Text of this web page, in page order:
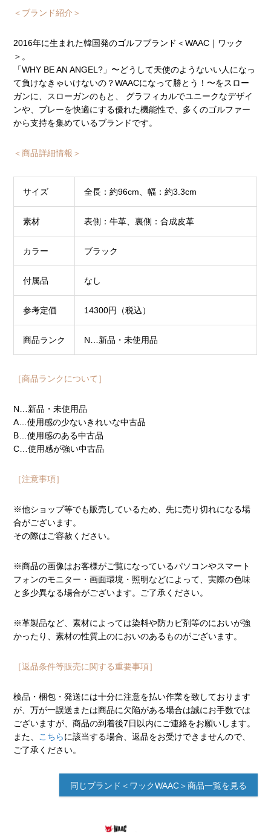
＜ブランド紹介＞
2016年に生まれた韓国発のゴルフブランド＜WAAC｜ワック
＞。
「WHY BE AN ANGEL?」〜どうして天使のようないい人になっ
て負けなきゃいけないの？WAACになって勝とう！〜をスロー
ガンに、スローガンのもと、 グラフィカルでユニークなデザイ
ンや、プレーを快適にする優れた機能性で、多くのゴルファー
から支持を集めているブランドです。
＜商品詳細情報＞
サイズ 全長：約96cm、幅：約3.3cm
素材 表側：牛革、裏側：合成皮革
カラー ブラック
付属品 なし
参考定価 14300円（税込）
商品ランク N…新品・未使用品
［商品ランクについて］
N…新品・未使用品
A…使用感の少ないきれいな中古品
B…使用感のある中古品
C…使用感が強い中古品
［注意事項］
※他ショップ等でも販売しているため、先に売り切れになる場
合がございます。
その際はご容赦ください。
※商品の画像はお客様がご覧になっているパソコンやスマート
フォンのモニター・画面環境・照明などによって、実際の色味
と多少異なる場合がございます。ご了承ください。
※革製品など、素材によっては染料や防カビ剤等のにおいが強
かったり、素材の性質上のにおいのあるものがございます。
［返品条件等販売に関する重要事項］
検品・梱包・発送には十分に注意を払い作業を致しております
が、万が一誤送または商品に欠陥がある場合は誠にお手数では
ございますが、商品の到着後7日以内にご連絡をお願いします。
また、 こちらに該当する場合、返品をお受けできませんので、
ご了承ください。
同じブランド＜ワックWAAC＞商品一覧を見る